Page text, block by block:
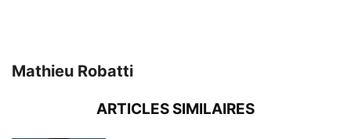
Mathieu Robatti
ARTICLES SIMILAIRES